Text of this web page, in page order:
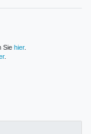
Sie hier.
.